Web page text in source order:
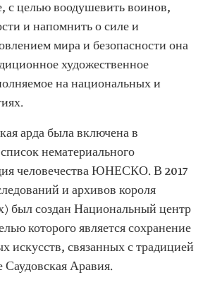
с целью воодушевить воинов,
и напомнить о силе и
мира и безопасности она
художественное
на национальных и
арда была включена в
нематериального
человечества ЮНЕСКО. В 2017
и архивов короля
был создан Национальный центр
которого является сохранение
искусств, связанных с традицией
Саудовская Аравия.